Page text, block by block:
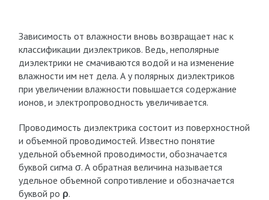
Зависимость от влажности вновь возвращает нас к
классификации диэлектриков. Ведь, неполярные
диэлектрики не смачиваются водой и на изменение
влажности им нет дела. А у полярных диэлектриков
при увеличении влажности повышается содержание
ионов, и электропроводность увеличивается.
Проводимость диэлектрика состоит из поверхностной
и объемной проводимостей. Известно понятие
удельной объемной проводимости, обозначается
буквой сигма σ. А обратная величина называется
удельное объемной сопротивление и обозначается
буквой ро ρ.